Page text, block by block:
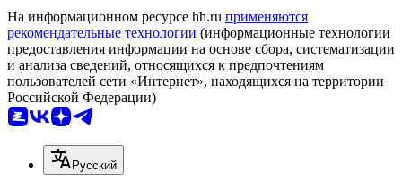
На информационном ресурсе hh.ru применяются
рекомендательные технологии (информационные технологии
предоставления информации на основе сбора, систематизации
и анализа сведений, относящихся к предпочтениям
пользователей сети «Интернет», находящихся на территории
Российской Федерации)
Русский